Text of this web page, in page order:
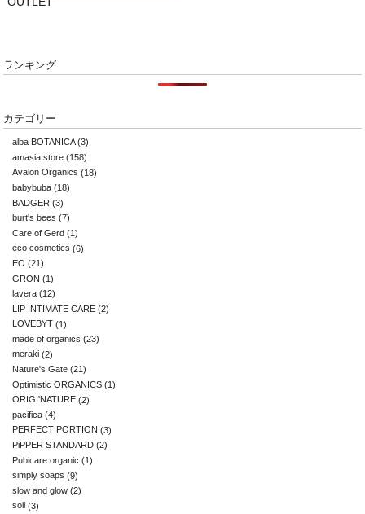
ランキング
カテゴリー
alba BOTANICA(3)
amasia store (158)
Avalon Organics (18)
babybuba (18)
BADGER (3)
burt's bees (7)
Care of Gerd (1)
eco cosmetics (6)
EO (21)
GRON (1)
lavera (12)
LIP INTIMATE CARE (2)
LOVEBYT (1)
made of organics (23)
meraki (2)
Nature's Gate (21)
Optimistic ORGANICS (1)
ORIGI'NATURE (2)
pacifica (4)
PERFECT PORTION (3)
PiPPER STANDARD (2)
Pubicare organic (1)
simply soaps (9)
slow and glow (2)
soil (3)